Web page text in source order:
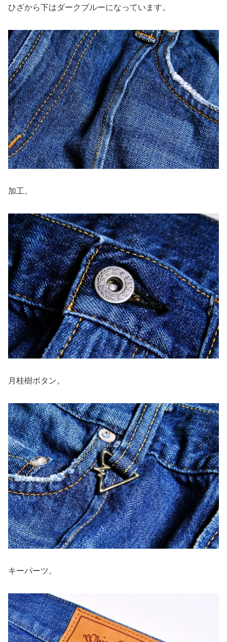
ひざから下はダークブルーになっています。
加工。
月桂樹ボタン。
キーパーツ。